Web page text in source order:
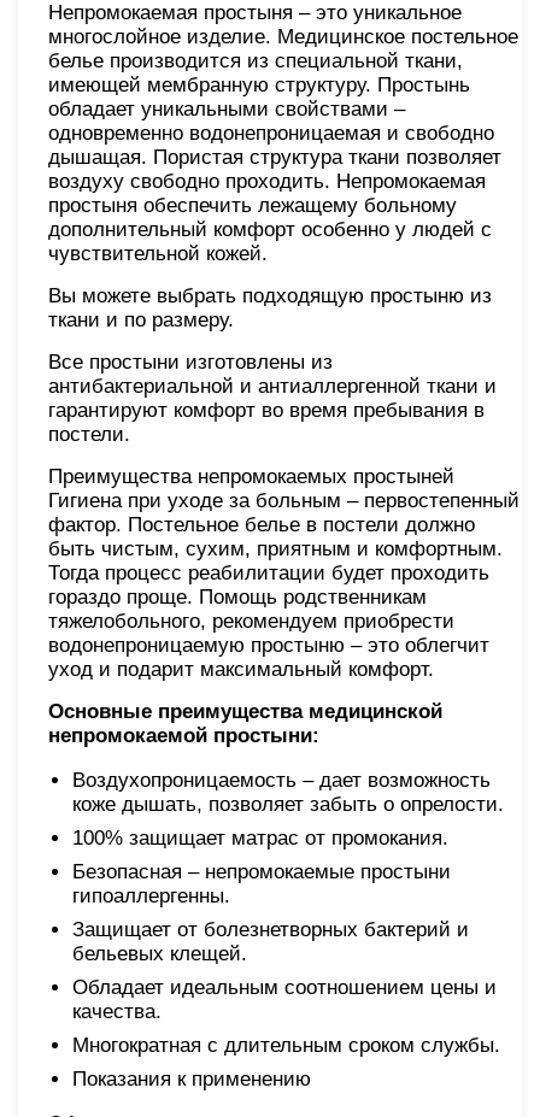
Непромокаемая простыня – это уникальное
многослойное изделие. Медицинское постельное
белье производится из специальной ткани,
имеющей мембранную структуру. Простынь
обладает уникальными свойствами –
одновременно водонепроницаемая и свободно
дышащая. Пористая структура ткани позволяет
воздуху свободно проходить. Непромокаемая
простыня обеспечить лежащему больному
дополнительный комфорт особенно у людей с
чувствительной кожей.
Вы можете выбрать подходящую простыню из
ткани и по размеру.
Все простыни изготовлены из
антибактериальной и антиаллергенной ткани и
гарантируют комфорт во время пребывания в
постели.
Преимущества непромокаемых простыней
Гигиена при уходе за больным – первостепенный
фактор. Постельное белье в постели должно
быть чистым, сухим, приятным и комфортным.
Тогда процесс реабилитации будет проходить
гораздо проще. Помощь родственникам
тяжелобольного, рекомендуем приобрести
водонепроницаемую простыню – это облегчит
уход и подарит максимальный комфорт.
Основные преимущества медицинской
непромокаемой простыни:
Воздухопроницаемость – дает возможность
коже дышать, позволяет забыть о опрелости.
100% защищает матрас от промокания.
Безопасная – непромокаемые простыни
гипоаллергенны.
Защищает от болезнетворных бактерий и
бельевых клещей.
Обладает идеальным соотношением цены и
качества.
Многократная с длительным сроком службы.
Показания к применению